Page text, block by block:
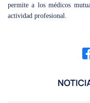
permite a los médicos
actividad profesional.